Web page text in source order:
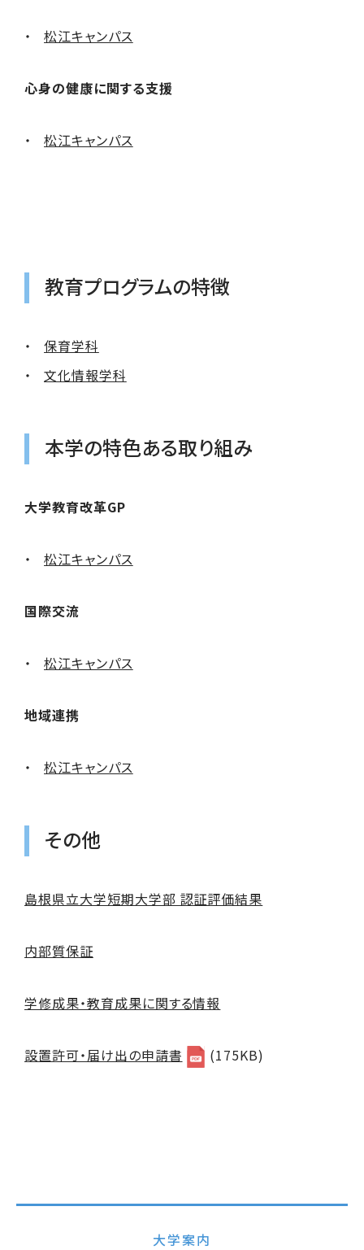
松江キャンパス
心身の健康に関する支援
松江キャンパス
教育プログラムの特徴
保育学科
文化情報学科
本学の特色ある取り組み
大学教育改革GP
松江キャンパス
国際交流
松江キャンパス
地域連携
松江キャンパス
その他
島根県立大学短期大学部 認証評価結果
内部質保証
学修成果・教育成果に関する情報
設置許可・届け出の申請書 (175KB)
大学案内